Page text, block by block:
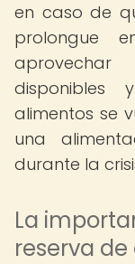
en caso de
prolongue
alimentos se
una
durante la
La
reserva